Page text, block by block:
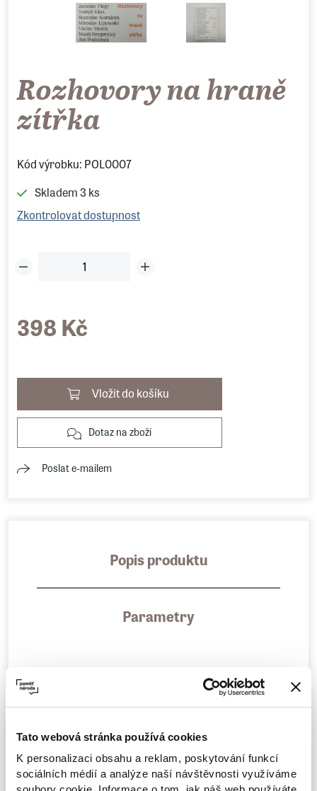
Tato webová stránka používá cookies
K personalizaci obsahu a reklam, poskytování funkcí
sociálních médií a analýze naší návštěvnosti využíváme
Rozhovory na hraně
zítřka
Kód výrobku: POL0007
Skladem3 ks
Zkontrolovat dostupnost
398 Kč
Vložit do košíku
Dotaz na zboží
Poslat e-mailem
Popis produktu
Parametry
Nakladatelství: 65. pole
Novinář Adam Folta ve své knize Rozhovory
na hraně zítřka vyzývá k zamyšlení nad
možnou podobou našich zítřků osmnáct